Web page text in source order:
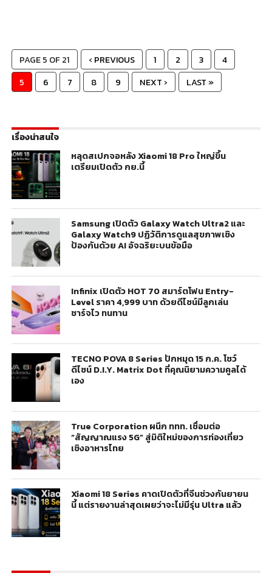
PAGE 5 OF 21 ‹ PREVIOUS 1 2 3
4
5
6 7 8 9 NEXT › LAST »
เรื่องน่าสนใจ
หลุดสเปกจอหลัง Xiaomi 18 Pro ใหญ่ขึ้น
เตรียมเปิดตัว กย.นี้
Samsung เปิดตัว Galaxy Watch Ultra2 และ
Galaxy Watch9 ปฏิวัติการดูแลสุขภาพเชิง
ป้องกันด้วย AI อัจฉริยะบนข้อมือ
Infinix เปิดตัว HOT 70 สมาร์ตโฟน Entry-
Level ราคา 4,999 บาท ด้วยดีไซน์มีลูกเล่น
ชาร์จไว ทนทาน
TECNO POVA 8 Series ปักหมุด 15 ก.ค. โชว์
ดีไซน์ D.I.Y. Matrix Dot ที่คุณนิยามความคูลได้
เอง
True Corporation ผนึก ททท. เชื่อมต่อ
“สัญญาณแรง 5G” สู่มิติใหม่ของการท่องเที่ยว
เชิงอาหารไทย
Xiaomi 18 Series คาดเปิดตัวที่จีนช่วงกันยายน
นี้ แต่รายงานล่าสุดเผยว่าจะไม่มีรุ่น Ultra แล้ว